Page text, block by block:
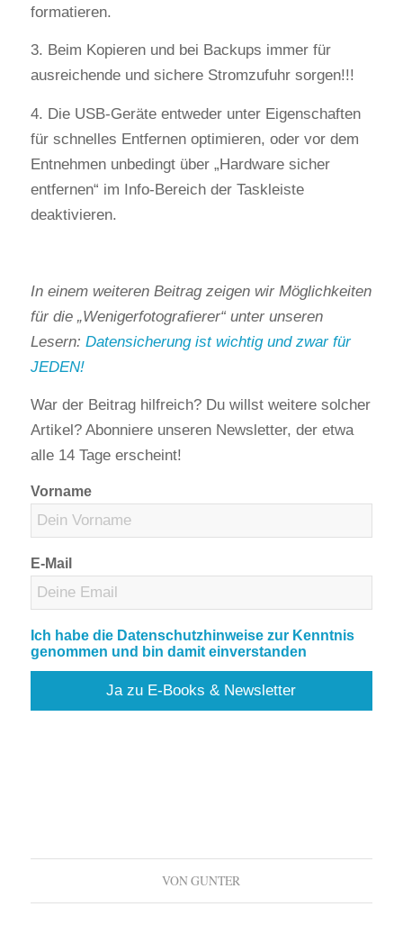
formatieren.
3. Beim Kopieren und bei Backups immer für
ausreichende und sichere Stromzufuhr sorgen!!!
4. Die USB-Geräte entweder unter Eigenschaften
für schnelles Entfernen optimieren, oder vor dem
Entnehmen unbedingt über „Hardware sicher
entfernen“ im Info-Bereich der Taskleiste
deaktivieren.
In einem weiteren Beitrag zeigen wir Möglichkeiten
für die „Wenigerfotografierer“ unter unseren
Lesern: Datensicherung ist wichtig und zwar für
JEDEN!
War der Beitrag hilfreich? Du willst weitere solcher
Artikel? Abonniere unseren Newsletter, der etwa
alle 14 Tage erscheint!
Vorname
E-Mail
Ich habe die Datenschutzhinweise zur Kenntnis
genommen und bin damit einverstanden
VONGUNTER